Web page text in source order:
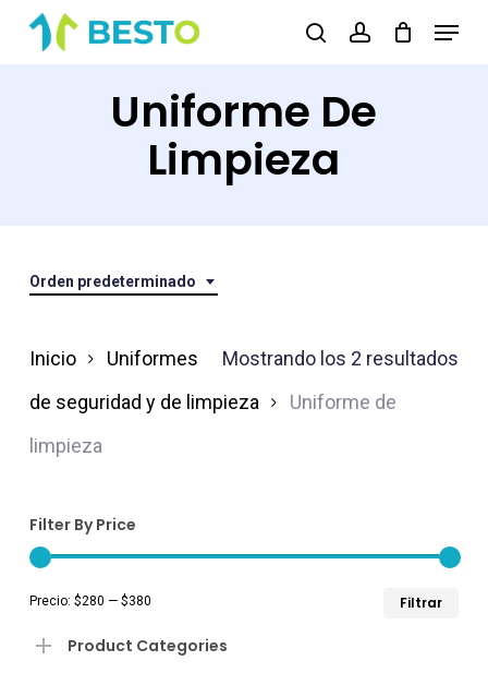
Skip
searchaccount
Menu
Uniforme De
Limpieza
Orden predeterminado
Mostrando los 2 resultados
Inicio
Uniformes
de seguridad y de limpieza
Uniforme de
limpieza
Filter By Price
Filtrar
Precio: $280 — $380
Product Categories